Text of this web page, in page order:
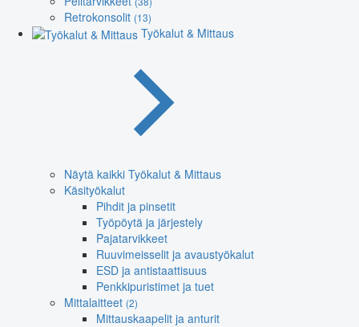
Retrokonsolit (13)
Työkalut & Mittaus
Näytä kaikki Työkalut & Mittaus
Käsityökalut
Pihdit ja pinsetit
Työpöytä ja järjestely
Pajatarvikkeet
Ruuvimeisselit ja avaustyökalut
ESD ja antistaattisuus
Penkkipuristimet ja tuet
Mittalaitteet (2)
Mittauskaapelit ja anturit